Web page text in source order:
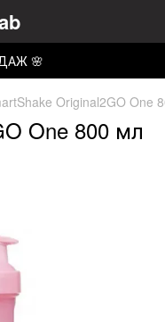
🌸
Original2GO One
One 800 мл